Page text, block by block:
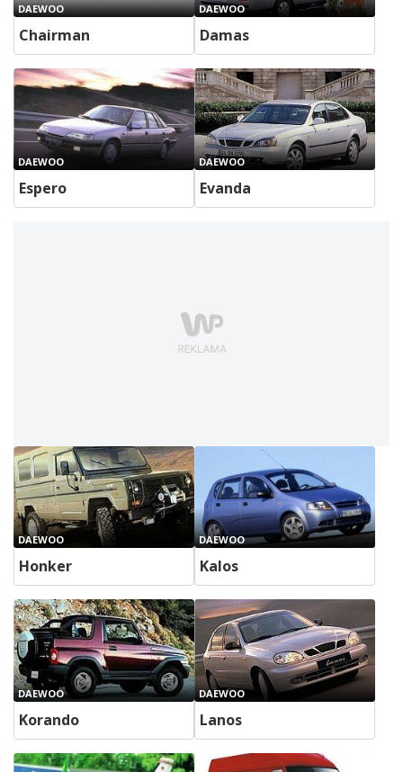
DAEWOO
Chairman
DAEWOO
Damas
DAEWOO
Espero
DAEWOO
Evanda
DAEWOO
Honker
DAEWOO
Kalos
DAEWOO
Korando
DAEWOO
Lanos